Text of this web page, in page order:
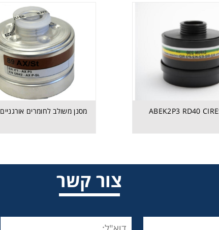
מסנן משולב לחומרים אורגניים AX-P3
צור קשר
מגוון המסננים והוראות שימוש